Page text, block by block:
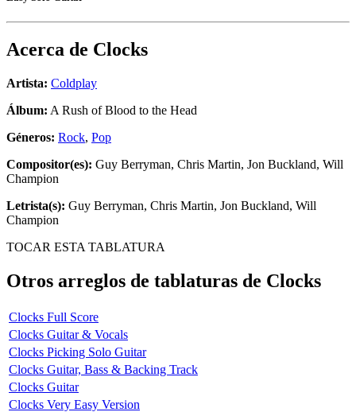
Acerca de Clocks
Artista: Coldplay
Álbum: A Rush of Blood to the Head
Géneros: Rock, Pop
Compositor(es): Guy Berryman, Chris Martin, Jon Buckland, Will
Champion
Letrista(s): Guy Berryman, Chris Martin, Jon Buckland, Will
Champion
TOCAR ESTA TABLATURA
Otros arreglos de tablaturas de Clocks
Clocks Full Score
Clocks Guitar & Vocals
Clocks Picking Solo Guitar
Clocks Guitar, Bass & Backing Track
Clocks Guitar
Clocks Very Easy Version